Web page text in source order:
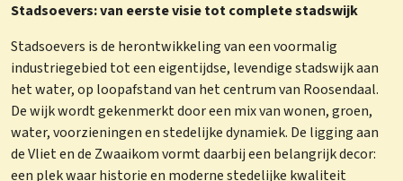
Stadsoevers: van eerste visie tot complete stadswijk
Stadsoevers is de herontwikkeling van een voormalig
industriegebied tot een eigentijdse, levendige stadswijk aan
het water, op loopafstand van het centrum van Roosendaal.
De wijk wordt gekenmerkt door een mix van wonen, groen,
water, voorzieningen en stedelijke dynamiek. De ligging aan
de Vliet en de Zwaaikom vormt daarbij een belangrijk decor:
een plek waar historie en moderne stedelijke kwaliteit